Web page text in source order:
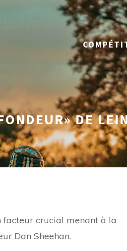
DE
facteur crucial menant à la
Dan Sheehan.